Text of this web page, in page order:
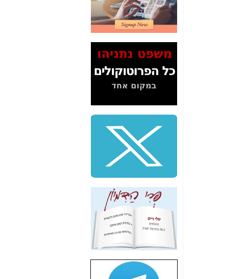
2" על תעלולי השר
משה כחלון -כאן
המשך חשיפת הבלוף
ששמו "מהפיכת
הסלולר" ואיך מסרסים
כאן
סיכום ביקור בסיליקון
באותם תחומים -כאן
שלמה פילבר (עד
לאחרונה מנכ"ל משרד
התקשורת) - עד
מדינה? הצחקתם
"יש אפליה בחקירה"?
חשיפה: למה השר
משה כחלון לא נחקר
עד היום? -
חשיפת חשד לשחיתות
הדומה לזו של "תיק
הסלולר -